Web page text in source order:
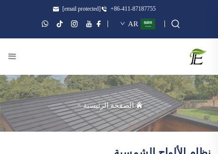
+86-411-87187755
[email protected]
AR
الصفحة الرئيسية>